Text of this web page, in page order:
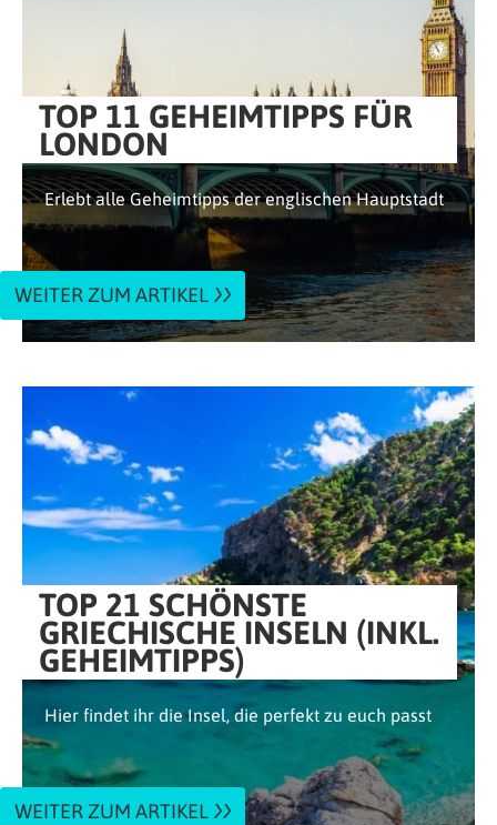
TOP 11 GEHEIMTIPPS FÜR
LONDON
Erlebt alle Geheimtipps der englischen Hauptstadt
WEITER ZUM ARTIKEL
TOP 21 SCHÖNSTE
GRIECHISCHE INSELN (INKL.
GEHEIMTIPPS)
Hier findet ihr die Insel, die perfekt zu euch passt
WEITER ZUM ARTIKEL